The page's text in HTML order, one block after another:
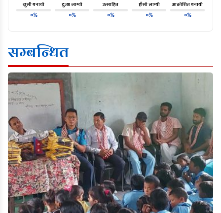
खुसी बनायो
०%
दु:ख लाग्यो
०%
उत्साहित
०%
हाँसो लाग्यो
०%
आक्रोशित बनायो
०%
सम्बन्धित